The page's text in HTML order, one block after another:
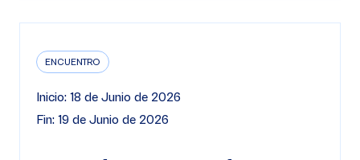
ENCUENTRO
Inicio: 18 de Junio de 2026
Fin: 19 de Junio de 2026